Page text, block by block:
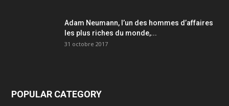
Adam Neumann, l’un des hommes d’affaires
les plus riches du monde,...
31 octobre 2017
POPULAR CATEGORY